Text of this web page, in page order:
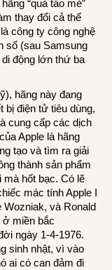
thế
đó
“quả táo mẻ”
thay đổi cả thế
công ty công nghệ
số (sau Samsung
động lớn thứ ba
hãng này đang
bị điện tử tiêu dùng,
cung cấp các dịch
Apple là hãng
tạo và tìm ra giải
thành sản phẩm
mà hốt bạc. Có lẽ
mác tính Apple I
Wozniak, và Ronald
ở miền bắc
ngày 1-4-1976.
sinh nhật, vì vào
ai có can đảm đi